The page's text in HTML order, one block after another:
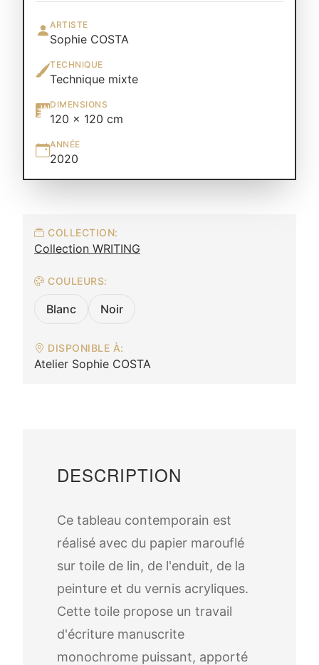
ARTISTE
Sophie COSTA
TECHNIQUE
Technique mixte
DIMENSIONS
120 × 120 cm
ANNÉE
2020
COLLECTION:
Collection WRITING
COULEURS:
Blanc Noir
DISPONIBLE À:
Atelier Sophie COSTA
DESCRIPTION
Ce tableau contemporain est
réalisé avec du papier marouflé
sur toile de lin, de l'enduit, de la
peinture et du vernis acryliques.
Cette toile propose un travail
d'écriture manuscrite
monochrome puissant, apporté